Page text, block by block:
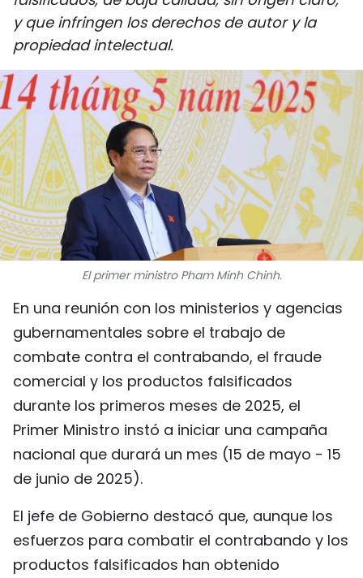
VIAJES
PUENTE DE AMISTAD
HISTORIAS MULTIMEDIA
FOTOGRAFÍA
¿QUIÉNES SOMOS?
TIẾNG VIỆT
ENGLISH
FRANÇAIS
РУССКИЙ
y que infringen los derechos de autor y la
propiedad intelectual.
El primer ministro Pham Minh Chinh.
En una reunión con los ministerios y agencias
gubernamentales sobre el trabajo de
combate contra el contrabando, el fraude
comercial y los productos falsificados
durante los primeros meses de 2025, el
Primer Ministro instó a iniciar una campaña
nacional que durará un mes (15 de mayo - 15
de junio de 2025).
El jefe de Gobierno destacó que, aunque los
esfuerzos para combatir el contrabando y los
productos falsificados han obtenido